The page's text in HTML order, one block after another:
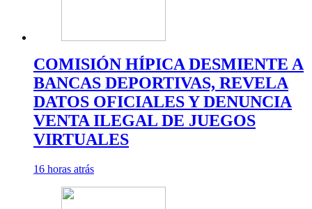
COMISIÓN HÍPICA DESMIENTE A
BANCAS DEPORTIVAS, REVELA
DATOS OFICIALES Y DENUNCIA
VENTA ILEGAL DE JUEGOS
VIRTUALES
16 horas atrás